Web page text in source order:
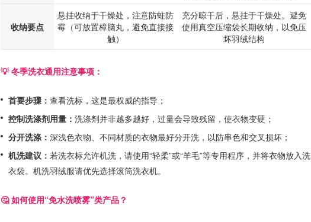
收纳要点
悬挂收纳于干燥处，注意防蛀防
霉（可放置樟脑丸，避免直接接
触）
充分晾干后，悬挂于干燥处。避免
使用真空压缩袋长期收纳，以免压
坏羽绒结构
💡 冬季洗衣通用注意事项：
首要步骤： 查看洗标，这是最权威的指导；
控制洗涤剂用量： 洗涤剂并非越多越好，过量会导致残留，使衣物变硬；
分开洗涤： 深浅色衣物、不同材质的衣物最好分开洗，以防串色和交叉损坏；
机洗建议： 若洗衣标允许机洗，请使用“轻柔”或“羊毛”等专用程序，并将衣物放入洗
衣袋。机洗羽绒服请优先选择滚筒洗衣机。
🤔 如何使用“免水洗喷雾”类产品？